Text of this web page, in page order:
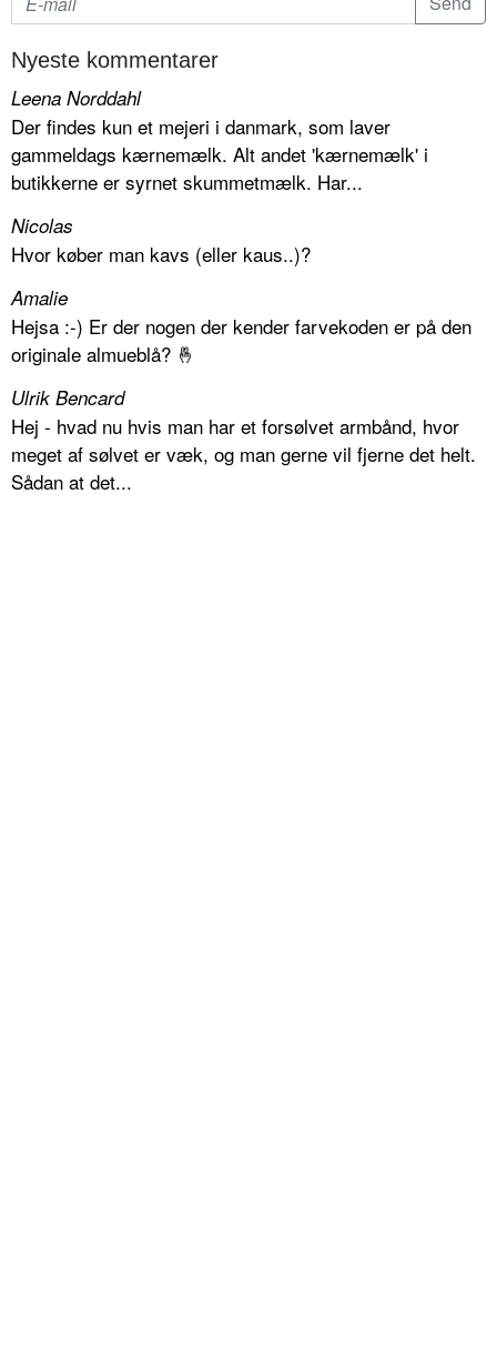
Nyeste kommentarer
Leena Norddahl
Der findes kun et mejeri i danmark, som laver
gammeldags kærnemælk. Alt andet 'kærnemælk' i
butikkerne er syrnet skummetmælk. Har...
Nicolas
Hvor køber man kavs (eller kaus..)?
Amalie
Hejsa :-) Er der nogen der kender farvekoden er på den
originale almueblå? 🤞
Ulrik Bencard
Hej - hvad nu hvis man har et forsølvet armbånd, hvor
meget af sølvet er væk, og man gerne vil fjerne det helt.
Sådan at det...